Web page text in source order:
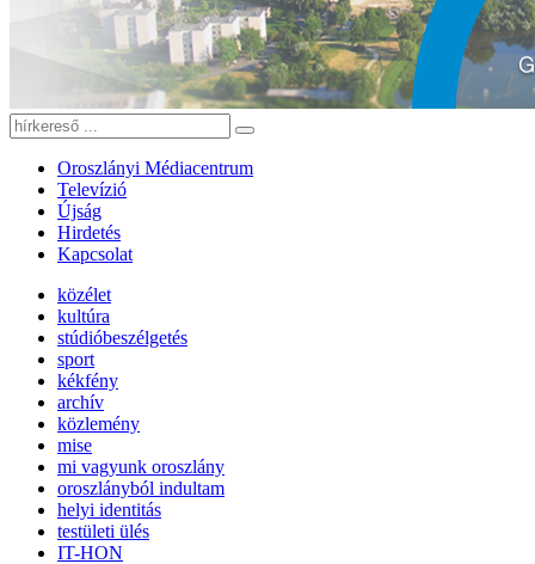
Oroszlányi Médiacentrum
Televízió
Újság
Hirdetés
Kapcsolat
közélet
kultúra
stúdióbeszélgetés
sport
kékfény
archív
közlemény
mise
mi vagyunk oroszlány
oroszlányból indultam
helyi identitás
testületi ülés
IT-HON